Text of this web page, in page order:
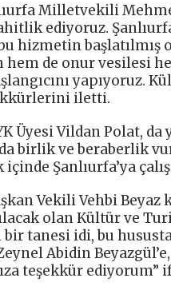
Milletvekili
ediyoruz.
hizmetin
de onur vesilesi
yapıyoruz.
iletti.
Üyesi Vildan Polat,
birlik ve beraberlik
Şanlıurfa’ya
Vekili Vehbi
olan Kültür ve
bir tanesi idi, bu
Abidin
teşekkür ediyorum”